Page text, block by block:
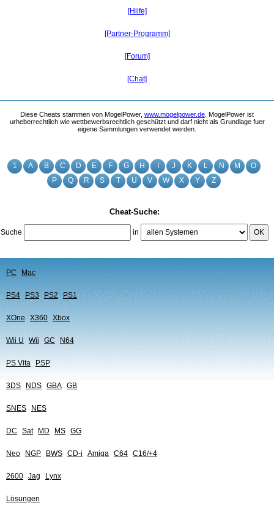
1 A B C D E F G H J K L N M
O
P
Q R S T U V W X Y Z
Cheat-Suche:
Suche in OK
PC Mac
PS4 PS3 PS2 PS1
XOne X360 Xbox
Wii U Wii GC N64
PS Vita PSP
3DS NDS GBA GB
SNES NES
DC Sat MD MS GG
Neo NGP BWS CD-i Amiga C64 C16/+4
2600 Jag Lynx
Lösungen
[Hilfe]
[Partner-Programm]
[Forum]
[Chat]
Diese Cheats stammen von MogelPower, www.mogelpower.de . MogelPower ist
urheberrechtlich wie wettbewerbsrechtlich geschützt und darf nicht als Grundlage fuer
eigene Sammlungen verwendet werden.